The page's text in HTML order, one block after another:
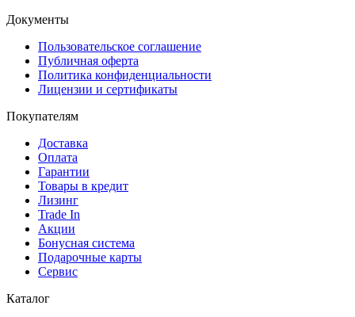
Документы
Пользовательское соглашение
Публичная оферта
Политика конфиденциальности
Лицензии и сертификаты
Покупателям
Доставка
Оплата
Гарантии
Товары в кредит
Лизинг
Trade In
Акции
Бонусная система
Подарочные карты
Сервис
Каталог